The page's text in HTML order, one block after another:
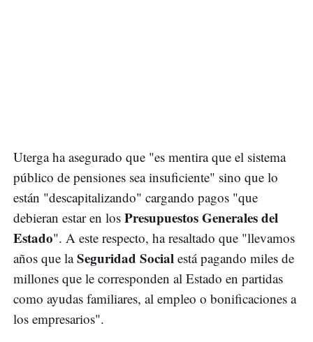
Uterga ha asegurado que "es mentira que el sistema
público de pensiones sea insuficiente" sino que lo
están "descapitalizando" cargando pagos "que
debieran estar en los Presupuestos Generales del
Estado". A este respecto, ha resaltado que "llevamos
años que laSeguridad Social está pagando miles de
millones que le corresponden al Estado en partidas
como ayudas familiares, al empleo o bonificaciones a
los empresarios".